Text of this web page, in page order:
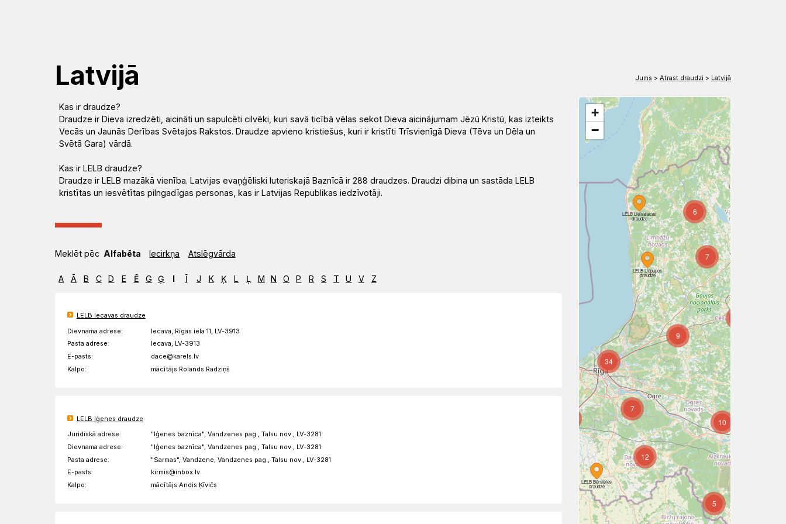
personāls
Pārvalde
LELB
organizācijas
draudzi
Garīgais
atbalsts
Ģimenēm
un
Iepazīsti
kristietību
atbalsts
Rekolekcijas
Kapelānu
dienests
Misija
Indijā
kalendārs
un
Vakances
Fotogalerija
Video
un
audio
Rīts
Draudzēm
Latvijā Jums > Atrast draudzi > Latvijā
Kas ir draudze?
Draudze ir Dieva izredzēti, aicināti un sapulcēti cilvēki, kuri savā ticībā vēlas sekot Dieva aicinājumam Jēzū Kristū, kas izteikts
Vecās un Jaunās Derības Svētajos Rakstos. Draudze apvieno kristiešus, kuri ir kristīti Trīsvienīgā Dieva (Tēva un Dēla un
Svētā Gara) vārdā.
Kas ir LELB draudze?
Draudze ir LELB mazākā vienība. Latvijas evaņģēliski luteriskajā Baznīcā ir 288 draudzes. Draudzi dibina un sastāda LELB
kristītas un iesvētītas pilngadīgas personas, kas ir Latvijas Republikas iedzīvotāji.
Meklēt pēc Alfabēta Iecirkņa Atslēgvārda
A Ā B C D E Ē G Ģ I Ī J K Ķ L Ļ M N O P R S T U V Z
LELB Iecavas draudze
Dievnama adrese:
Iecava, Rīgas iela 11, LV-3913
Pasta adrese:
Iecava, LV-3913
E-pasts:
dace@karels.lv
Kalpo:
mācītājs Rolands Radziņš
LELB Iģenes draudze
Juridiskā adrese:
"Iģenes baznīca", Vandzenes pag., Talsu nov., LV-3281
Dievnama adrese:
"Iģenes baznīca", Vandzenes pag., Talsu nov., LV-3281
Pasta adrese:
"Sarmas", Vandzene, Vandzenes pag., Talsu nov., LV-3281
E-pasts:
kirmis@inbox.lv
Kalpo:
mācītājs Andis Ķīvičs LELB Bērsteles
draudze
LELB Lielsalacas
draudze
LELB Liepupes
draudze
6
LELB Rūjienas
9
7
34
10
12
7
5
+
−